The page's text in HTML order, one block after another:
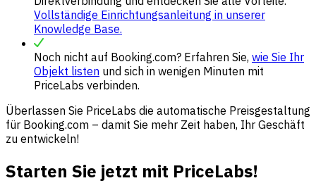
Vollständige Einrichtungsanleitung in unserer
Knowledge Base.
Noch nicht auf Booking.com? Erfahren Sie, wie Sie Ihr
Objekt listen und sich in wenigen Minuten mit
PriceLabs verbinden.
Überlassen Sie PriceLabs die automatische Preisgestaltung
für Booking.com – damit Sie mehr Zeit haben, Ihr Geschäft
zu entwickeln!
Starten Sie jetzt mit PriceLabs!